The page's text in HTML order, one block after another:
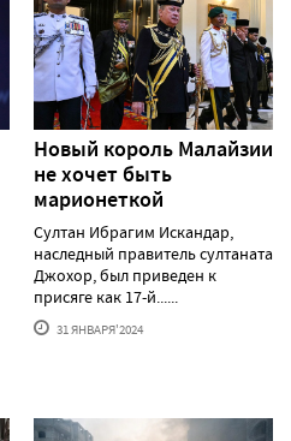
Новый король Малайзии
не хочет быть
марионеткой
Султан Ибрагим Искандар,
наследный правитель султаната
Джохор, был приведен к
присяге как 17-й......
31 ЯНВАРЯ'2024